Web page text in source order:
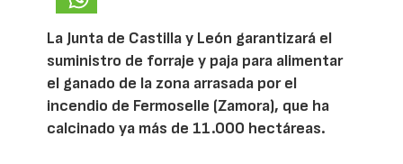
La Junta de Castilla y León garantizará el
suministro de forraje y paja para alimentar
el ganado de la zona arrasada por el
incendio de Fermoselle (Zamora), que ha
calcinado ya más de 11.000 hectáreas.